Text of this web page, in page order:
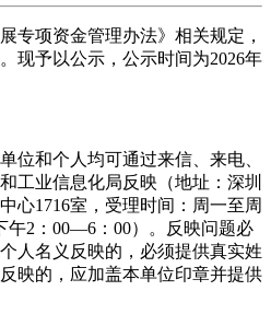
专项资金管理办法》相关规定，
现予以公示，公示时间为2026年
位和个人均可通过来信、来电、
工业信息化局反映（地址：深圳
心1716室，受理时间：周一至周
午2：00—6：00）。反映问题必
人名义反映的，必须提供真实姓
映的，应加盖本单位印章并提供